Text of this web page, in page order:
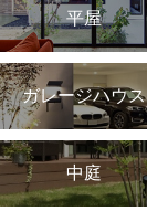
平屋
ガレージハウス
中庭